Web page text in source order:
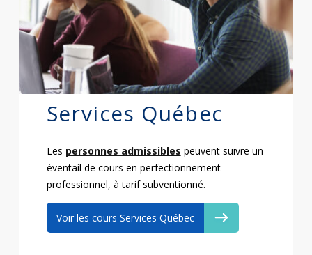
Services Québec
Les personnes admissibles peuvent suivre un
éventail de cours en perfectionnement
professionnel, à tarif subventionné.
Voir les cours Services Québec